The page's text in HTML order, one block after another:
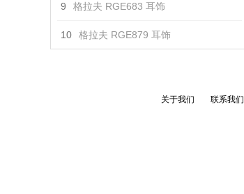
9 格拉夫 RGE683 耳饰
10 格拉夫 RGE879 耳饰
关于我们 联系我们